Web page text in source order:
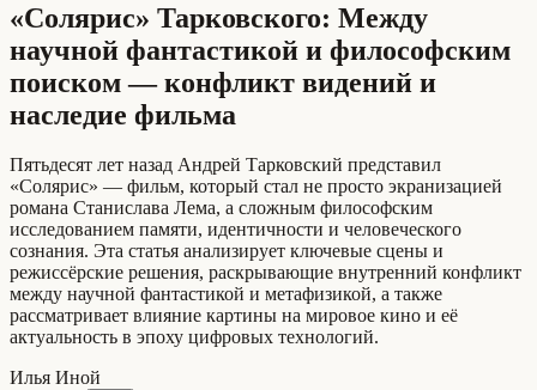
«Солярис» Тарковского: Между
научной фантастикой и философским
поиском — конфликт видений и
наследие фильма
Пятьдесят лет назад Андрей Тарковский представил
«Солярис» — фильм, который стал не просто экранизацией
романа Станислава Лема, а сложным философским
исследованием памяти, идентичности и человеческого
сознания. Эта статья анализирует ключевые сцены и
режиссёрские решения, раскрывающие внутренний конфликт
между научной фантастикой и метафизикой, а также
рассматривает влияние картины на мировое кино и её
актуальность в эпоху цифровых технологий.
Илья Иной